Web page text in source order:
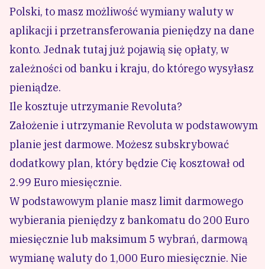
Polski, to masz możliwość wymiany waluty w
aplikacji i przetransferowania pieniędzy na dane
konto. Jednak tutaj już pojawią się opłaty, w
zależności od banku i kraju, do którego wysyłasz
pieniądze.
Ile kosztuje utrzymanie Revoluta?
Założenie i utrzymanie Revoluta w podstawowym
planie jest darmowe. Możesz subskrybować
dodatkowy plan, który będzie Cię kosztował od
2.99 Euro miesięcznie.
W podstawowym planie masz limit darmowego
wybierania pieniędzy z bankomatu do 200 Euro
miesięcznie lub maksimum 5 wybrań, darmową
wymianę waluty do 1,000 Euro miesięcznie. Nie